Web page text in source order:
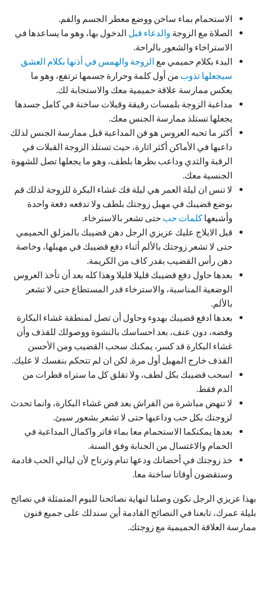
الاستحمام بماء ساخن ووضع معطر الجسم والفم.
الصلاة مع الزوجة والدعاء قبل الدخول بها، وهو ما يساعدها في
الاستراخاء والشعور بالراحة.
البدء بكلام حميمي مع الزوجة والهمس في أذنها بكلام العشق
سيجعلها تذوب من أول كلمة وحرارة جسمها ترتفع، وهو ما
يعكس ممارسة علاقة حميمية معك والاستجابة لك.
مداعبة الزوجة بلمسات رقيقة وقبلات ساخنة في كامل جسدها
يجعلها تستلذ ممارسة الجنس معك.
أكثر ما تحبه العروس هو فن المداعبة قبل ممارسة الجنس لذلك
داعبها في الأماكن أكثر اثارة، حيث تستلذ الزوجة القبلات في
الرقبة والثدي وداعب بظرها بلطف، وهو ما يجعلها تصل للشهوة
الجنسية معك.
لا تنس ان ليلة العمر هي ليلة فك غشاء البكرة للزوجة لذلك قم
بوضع قضيبك في مهبل زوجتك بلطف ولا تدفعه دفعة واحدة
وأشبعهاكلمات حب حتى تشعر بالاسترخاء.
قبل الايلاج عليك عزيزي الرجل دهن قضيبك بالمزلق الحميمي
حتى لا تشعر زوجتك بالألم أثناء دفع قضيبك في مهبلها، وخاصة
دهن رأس القضيب بقدر كاف من الكريمة.
بعدها حاول دفع قضيبك قليلا قليلا وهذا كله بعد أن تأخذ العروس
الوضعية المناسبة، والاسترخاء قدر المستطاع حتى لا تشعر
بالألم.
بعدها ادفع قضيبك بهدوء وحاول أن تصل لمنطقة غشاء البكارة
وفضه، دون عنف، بعد احساسك بالنشوة ووصولك للقذف وأن
غشاء البكارة قد كسر، يمكنك سحب القضيب ومن الأحسن
القذف خارج المهبل أول مرة, لكن ان لم تتحكم بنفسك لا عليك.
اسحب قضيبك بكل لطف، ولا تقلق كل ما ستراه قطرات من
الدم فقط.
لا تنهض مباشرة من الفراش بعد فض غشاء البكارة، وانما تحدث
لزوجتك بكل حب وداعبها حتى لا تشعر بشعور سيئ.
بعدها يمكنكما الاستحمام معا بماء فاتر واكمال المداعبة في
الحمام والاغتسال من الجنابة وفق السنة.
خذ زوجتك في أحضانك ودعها تنام وترتاح لأن ليالي الحب قادمة
وستقضون أوقاتا ساخنة معا.
بهذا عزيزي الرجل نكون وصلنا لنهاية نصائحنا لليوم المتمثلة في نصائح
بليلة عمرك، تابعنا في النصائح القادمة أين سندلك على جميع فنون
ممارسة العلاقة الحميمية مع زوجتك.